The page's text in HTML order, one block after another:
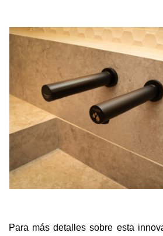
Para más detalles sobre esta